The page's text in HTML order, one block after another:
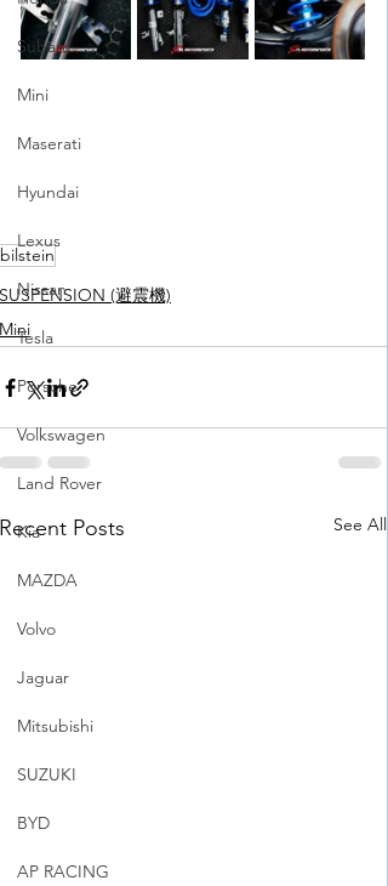
Subaru
Mini
Maserati
Hyundai
Lexus
Nissan
Tesla
Porsche
Volkswagen
Land Rover
Kia
MAZDA
Volvo
Jaguar
Mitsubishi
SUZUKI
BYD
AP RACING
bilstein
SUSPENSION (避震機)
Mini
Recent Posts See All